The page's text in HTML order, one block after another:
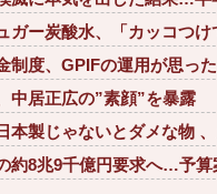
ガー炭酸水、「カッコつ
制度、GPIFの運用が思っ
中居正広の”素顔”を暴露
本製じゃないとダメな物
約8兆9千億円要求へ…予算